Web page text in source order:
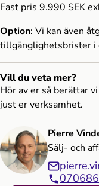
Fast pris 9.990 SEK
Option: Vi kan även
tillgänglighetsbrister i
Vill du veta mer?
Hör av er så berättar
just er verksamhet.
Pierre
Sälj- och